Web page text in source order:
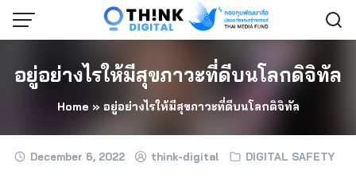
Skip
อยู่อย่างไรให้มีสุขภาวะที่ดีบนโลกดิจิทัล
Home » อยู่อย่างไรให้มีสุขภาวะที่ดีบนโลกดิจิทัล
December 6, 2022 think-digital DIGITAL SAFETY